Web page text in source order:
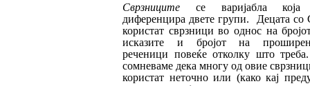
Сврзницитесе варијабла која
диференцира двете групи. Децата со
користат сврзници во однос на
исказите и бројот на
реченици повеќе отколку што
сомневаме дека многу од овие
ко­ристат неточно или (како кај